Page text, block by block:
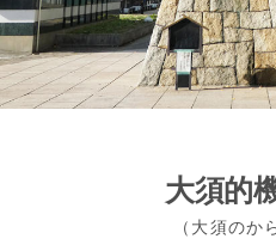
大須的
（大須のか